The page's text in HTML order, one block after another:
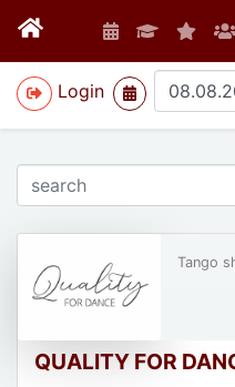
Login
>
QUALITY FOR
Tango